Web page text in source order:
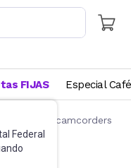
Federal
FIJAS Especial Café
y camcorders